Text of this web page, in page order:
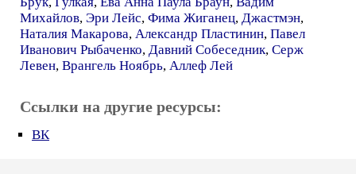
Михайлов, Эри Лейс, Фима Жиганец, Джастмэн,
Наталия Макарова, Александр Пластинин, Павел
Иванович Рыбаченко, Давний Собеседник, Серж
Левен, Врангель Ноябрь, Аллеф Лей
Ссылки на другие ресурсы:
ВК